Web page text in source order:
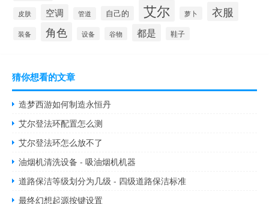
皮肤 空调 管道 自己的 艾尔 萝卜 衣服
装备 角色 设备 谷物 都是 鞋子
猜你想看的文章
造梦西游如何制造永恒丹
艾尔登法环配置怎么测
艾尔登法环怎么放不了
油烟机清洗设备 - 吸油烟机机器
道路保洁等级划分为几级 - 四级道路保洁标准
最终幻想起源按键设置